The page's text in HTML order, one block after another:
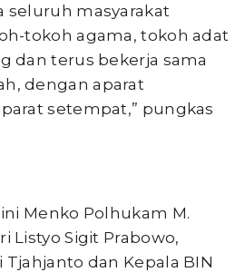
seluruh masyarakat
tokoh agama, tokoh adat
dan terus bekerja sama
dengan aparat
setempat,” pungkas
Menko Polhukam M.
Listyo Sigit Prabowo,
Tjahjanto dan Kepala BIN